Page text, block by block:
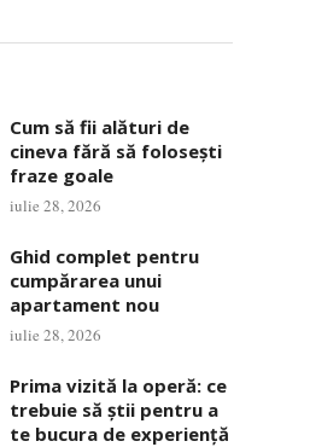
Cum să fii alături de
cineva fără să folosești
fraze goale
iulie 28, 2026
Ghid complet pentru
cumpărarea unui
apartament nou
iulie 28, 2026
Prima vizită la operă: ce
trebuie să știi pentru a
te bucura de experiență